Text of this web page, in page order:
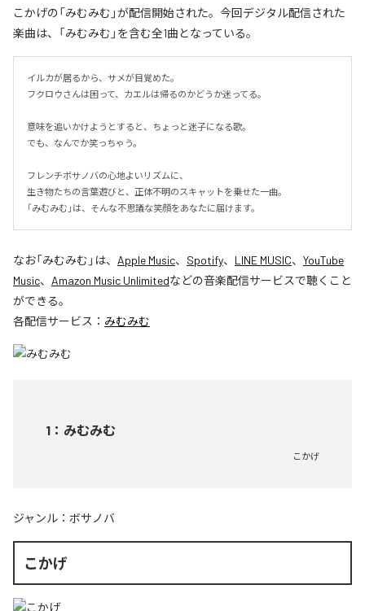
こかげの「みむみむ」が配信開始された。今回デジタル配信された
楽曲は、「みむみむ」を含む全1曲となっている。
イルカが居るから、サメが目覚めた。
フクロウさんは困って、カエルは帰るのかどうか迷ってる。
意味を追いかけようとすると、ちょっと迷子になる歌。
でも、なんでか笑っちゃう。
フレンチボサノバの心地よいリズムに、
生き物たちの言葉遊びと、正体不明のスキャットを乗せた一曲。
「みむみむ」は、そんな不思議な笑顔をあなたに届けます。
なお「みむみむ 」は、 Apple Music、 Spotify、 LINE MUSIC、 YouTube
Music、 Amazon Music Unlimitedなどの音楽配信サービスで聴くこと
ができる。
各配信サービス： みむみむ
1 ： みむみむ
こかげ
ジャンル： ボサノバ
こかげ